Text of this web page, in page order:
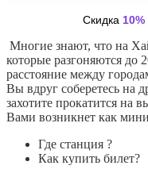
Скидка 10%
Многие знают, что на
которые разгоняются до
расстояние между
Вы вдруг соберетесь на
захотите прокатится на
Вами возникнет как
Где станция ?
Как купить билет?